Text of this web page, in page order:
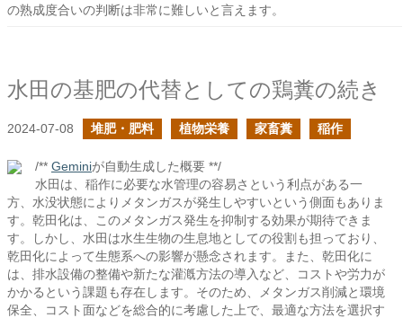
の熟成度合いの判断は非常に難しいと言えます。
水田の基肥の代替としての鶏糞の続き
2024-07-08 堆肥・肥料 植物栄養 家畜糞 稲作
/** Geminiが自動生成した概要 **/
水田は、稲作に必要な水管理の容易さという利点がある一
方、水没状態によりメタンガスが発生しやすいという側面もありま
す。乾田化は、このメタンガス発生を抑制する効果が期待できま
す。しかし、水田は水生生物の生息地としての役割も担っており、
乾田化によって生態系への影響が懸念されます。また、乾田化に
は、排水設備の整備や新たな灌漑方法の導入など、コストや労力が
かかるという課題も存在します。そのため、メタンガス削減と環境
保全、コスト面などを総合的に考慮した上で、最適な方法を選択す